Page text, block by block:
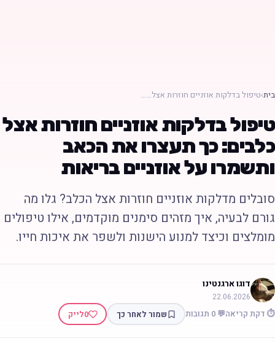
›טיפול בדלקות אוזניים חוזרות אצל……
בדלקות אוזניים חוזרות אצל
כך תעצרו את הכאב
על אוזניים בריאות
מדלקות אוזניים חוזרות אצל הכלב? גלו מה
לבעיה, איך מזהים סימנים מוקדמים, אילו טיפולים
וכיצד למנוע הישנות ולשפר את איכות חייו.
דוגו ארגנטינו
22.06.2026
דקת קריאה💬 0 תגובות שמור לאחר כך 0לייק